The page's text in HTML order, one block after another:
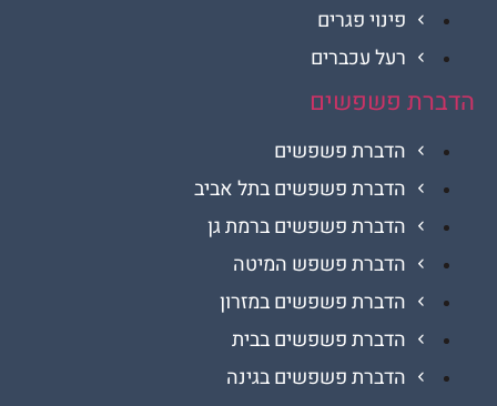
פינוי פגרים
רעל עכברים
פשפשים
הדברת פשפשים
הדברת פשפשים בתל אביב
הדברת פשפשים ברמת גן
הדברת פשפש המיטה
הדברת פשפשים במזרון
הדברת פשפשים בבית
הדברת פשפשים בגינה